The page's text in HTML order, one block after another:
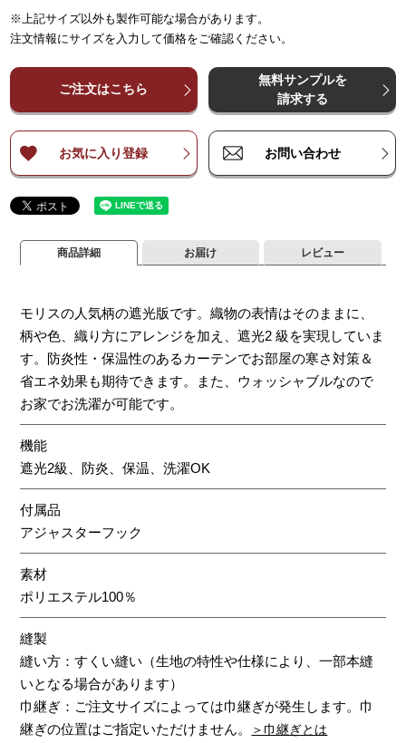
～64 ～ 148 ～222
¥47,300 94,600 141,900 ¥189,200 ¥
～123 ～246 ～
¥47,300 94,600 141,900 ¥ 189,200
※上記サイズ以外も製作可能な場合があります。
注文情報にサイズを入力して価格をご確認ください。
ご注文はこちら
無料サンプルを
請求する
お気に入り登録 お問い合わせ
商品詳細
モリスの人気柄の遮光版です。織物の表情はそのままに、
柄や色、織り方にアレンジを加え、遮光2 級を実現していま
す。防炎性・保温性のあるカーテンでお部屋の寒さ対策＆
省エネ効果も期待できます。また、ウォッシャブルなので
お家でお洗濯が可能です。
機能
遮光2級、防炎、保温、洗濯OK
付属品
アジャスターフック
素材
ポリエステル100％
縫製
縫い方：すくい縫い（生地の特性や仕様により、一部本縫
いとなる場合があります）
巾継ぎ：ご注文サイズによっては巾継ぎが発生します。巾
継ぎの位置はご指定いただけません。
＞巾継ぎとは
お届け レビュー